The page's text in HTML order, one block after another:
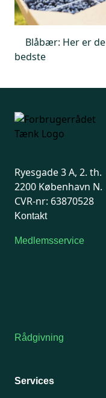
Blåbær: Her er de
bedste
Ryesgade 3 A, 2. th.
2200 København N.
CVR-nr: 63870528
Kontakt
Medlemsservice
Rådgivning
Services